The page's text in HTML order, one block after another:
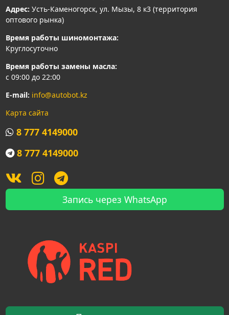
Адрес: Усть-Каменогорск, ул. Мызы, 8 к3 (территория
оптового рынка)
Время работы шиномонтажа:
Круглосуточно
Время работы замены масла:
с 09:00 до 22:00
E-mail: info@autobot.kz
Карта сайта
8 777 4149000
8 777 4149000
Запись через WhatsApp